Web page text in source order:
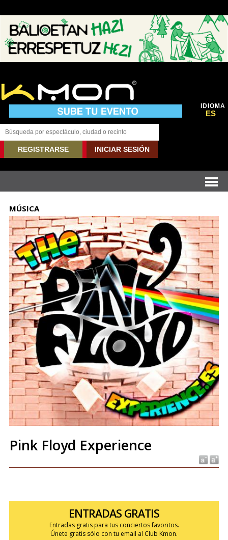
IDIOMA
ES
REGISTRARSE INICIAR SESIÓN
MÚSICA
Pink Floyd Experience
ENTRADAS GRATIS
Entradas gratis para tus conciertos favoritos.
Únete gratis sólo con tu email al Club Kmon.